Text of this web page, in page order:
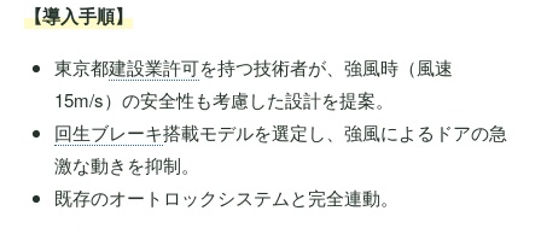
【導入手順】
東京都建設業許可を持つ技術者が、強風時（風速
15m/s）の安全性も考慮した設計を提案。
回生ブレーキ搭載モデルを選定し、強風によるドアの急
激な動きを抑制。
既存のオートロックシステムと完全連動。